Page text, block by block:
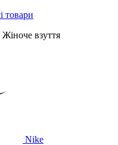
Жіноче взуття
Nike